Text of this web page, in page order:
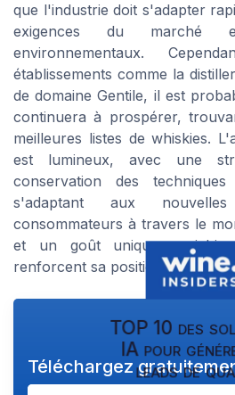
que l'industrie doit s'adapter
exigences du marché
environnementaux.
établissements comme la
de domaine Gentile, il est
continuera à prospérer,
meilleures listes de whiskies.
est lumineux, avec une
conservation des
s'adaptant aux
consommateurs à travers le
et un goût unique enrichi
renforcent sa position sur le
TOP 10 des
IA pour
leads de
Téléchargez